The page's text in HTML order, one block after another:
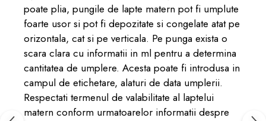
poate plia, pungile de lapte matern pot fi umplute
foarte usor si pot fi depozitate si congelate atat pe
orizontala, cat si pe verticala. Pe punga exista o
scara clara cu informatii in ml pentru a determina
cantitatea de umplere. Acesta poate fi introdusa in
campul de etichetare, alaturi de data umplerii.
Respectati termenul de valabilitate al laptelui
matern conform urmatoarelor informatii despre